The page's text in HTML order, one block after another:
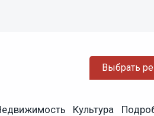
Выбрать
Культура